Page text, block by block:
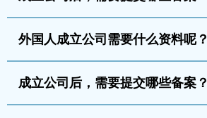
外国人成立公司需要什么资料呢？
成立公司后，需要提交哪些备案？